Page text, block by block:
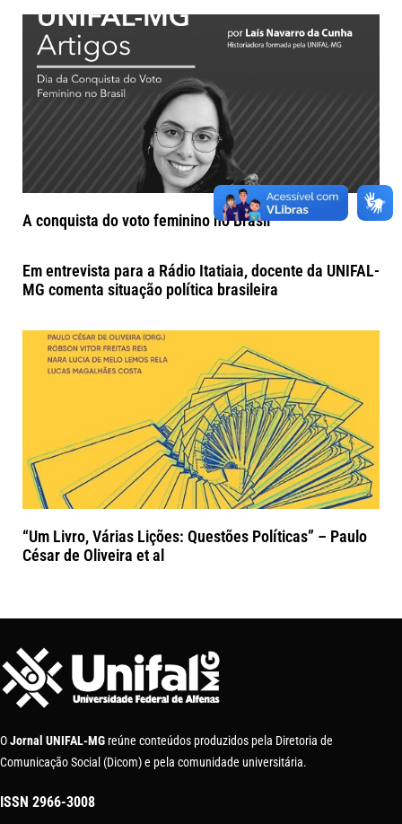
A conquista do voto feminino no Brasil
Em entrevista para a Rádio Itatiaia, docente da UNIFAL-
MG comenta situação política brasileira
“Um Livro, Várias Lições: Questões Políticas” – Paulo
César de Oliveira et al
OJornal UNIFAL-MG reúne conteúdos produzidos pela Diretoria de
Comunicação Social (Dicom) e pela comunidade universitária.
ISSN 2966-3008